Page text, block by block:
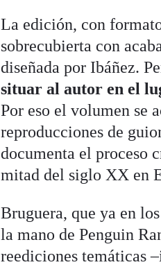
La edición, con
sobrecubierta con
diseñada por Ibáñez.
situar al autor en el
Por eso el volumen se
reproducciones de
documenta el proceso
mitad del siglo XX en
Bruguera, que ya en
la mano de Penguin
reediciones temáticas